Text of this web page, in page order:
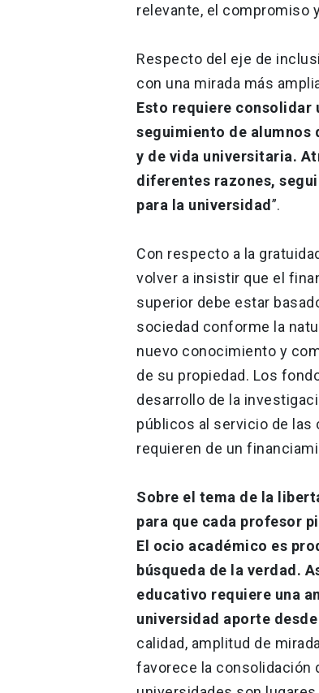
relevante, el compromiso
Respecto del eje de
con una mirada más
Esto requiere consolidar
seguimiento de alumnos
y de vida universitaria.
diferentes razones,
para la universidad ”.
Con respecto a la
volver a insistir que el
superior debe estar
sociedad conforme la
nuevo conocimiento y
de su propiedad. Los
desarrollo de la
públicos al servicio de las
requieren de un
Sobre el tema de la
para que cada profesor
El ocio académico es
búsqueda de la verdad.
educativo requiere una
universidad aporte
calidad, amplitud de
favorece la consolidación